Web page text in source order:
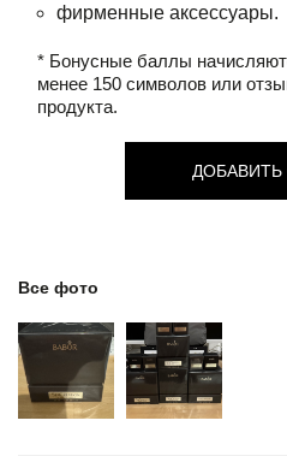
фирменные аксессуары.
* Бонусные баллы
менее 150 символов или
продукта.
Все фото